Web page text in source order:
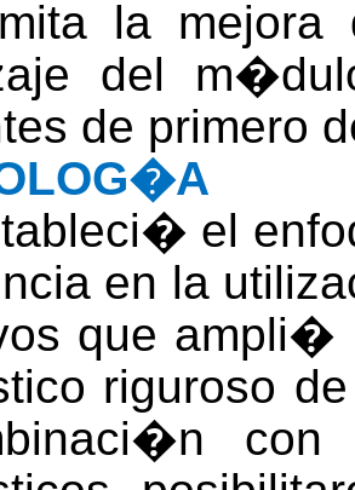
la
del
de primero
el
en la
que
riguroso